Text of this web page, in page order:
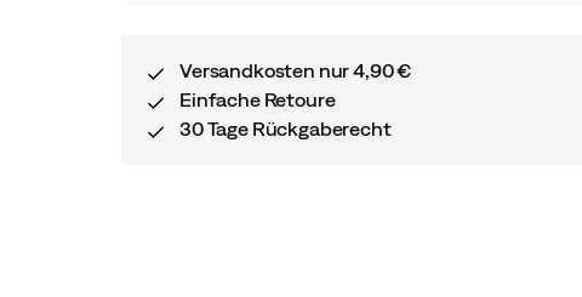
Versandkosten nur 4,90 €
Einfache Retoure
30 Tage Rückgaberecht